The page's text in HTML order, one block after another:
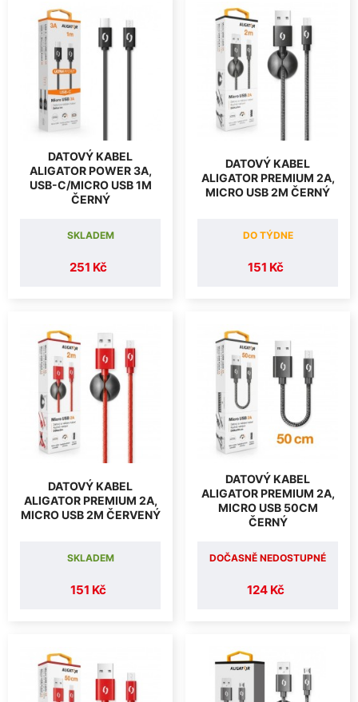
DATOVÝ KABEL
ALIGATOR POWER 3A,
USB-C/MICRO USB 1M
ČERNÝ
251 Kč
SKLADEM
DATOVÝ KABEL
ALIGATOR PREMIUM 2A,
MICRO USB 2M ČERNÝ
151 Kč
DO TÝDNE
DATOVÝ KABEL
ALIGATOR PREMIUM 2A,
MICRO USB 2M ČERVENÝ
151 Kč
SKLADEM
DATOVÝ KABEL
ALIGATOR PREMIUM 2A,
MICRO USB 50CM
ČERNÝ
124 Kč
DOČASNĚ NEDOSTUPNÉ